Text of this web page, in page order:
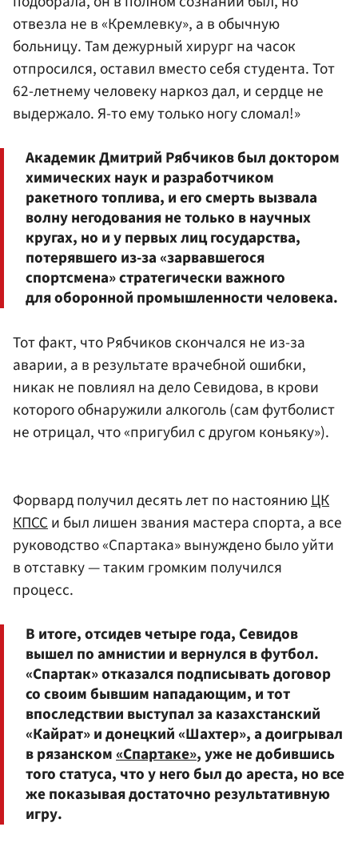
отвезла не в «Кремлевку», а в обычную
больницу. Там дежурный хирург на часок
отпросился, оставил вместо себя студента. Тот
62-летнему человеку наркоз дал, и сердце не
выдержало. Я-то ему только ногу сломал!»
Академик Дмитрий Рябчиков был доктором
химических наук и разработчиком
ракетного топлива, и его смерть вызвала
волну негодования не только в научных
кругах, но и у первых лиц государства,
потерявшего из-за «зарвавшегося
спортсмена» стратегически важного
для оборонной промышленности человека.
Тот факт, что Рябчиков скончался не из-за
аварии, а в результате врачебной ошибки,
никак не повлиял на дело Севидова, в крови
которого обнаружили алкоголь (сам футболист
не отрицал, что «пригубил с другом коньяку»).
Форвард получил десять лет по настояниюЦК
КПССи был лишен звания мастера спорта, а все
руководство «Спартака» вынуждено было уйти
в отставку — таким громким получился
процесс.
В итоге, отсидев четыре года, Севидов
вышел по амнистии и вернулся в футбол.
«Спартак» отказался подписывать договор
со своим бывшим нападающим, и тот
впоследствии выступал за казахстанский
«Кайрат» и донецкий «Шахтер», а доигрывал
в рязанском«Спартаке», уже не добившись
того статуса, что у него был до ареста, но все
же показывая достаточно результативную
игру.